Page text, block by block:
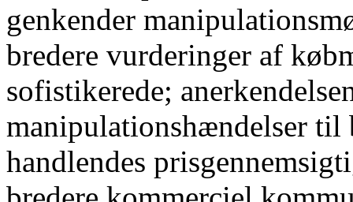
genkender
bredere vurderinger af
sofistikerede;
manipulationshændelser til
handlendes